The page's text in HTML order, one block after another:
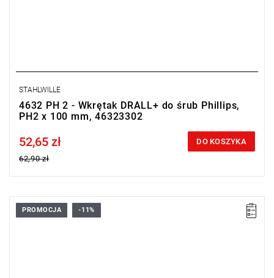
STAHLWILLE
4632 PH 2 - Wkrętak DRALL+ do śrub Phillips,
PH2 x 100 mm, 46323302
Price tax included
52,65 zł
62,90 zł
DO KOSZYKA
PROMOCJA -11%